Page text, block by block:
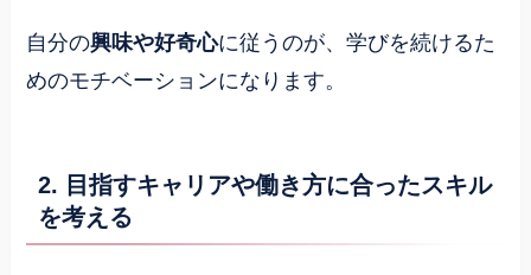
自分の興味や好奇心に従うのが、学びを続けるた
めのモチベーションになります。
2. 目指すキャリアや働き方に合ったスキル
を考える